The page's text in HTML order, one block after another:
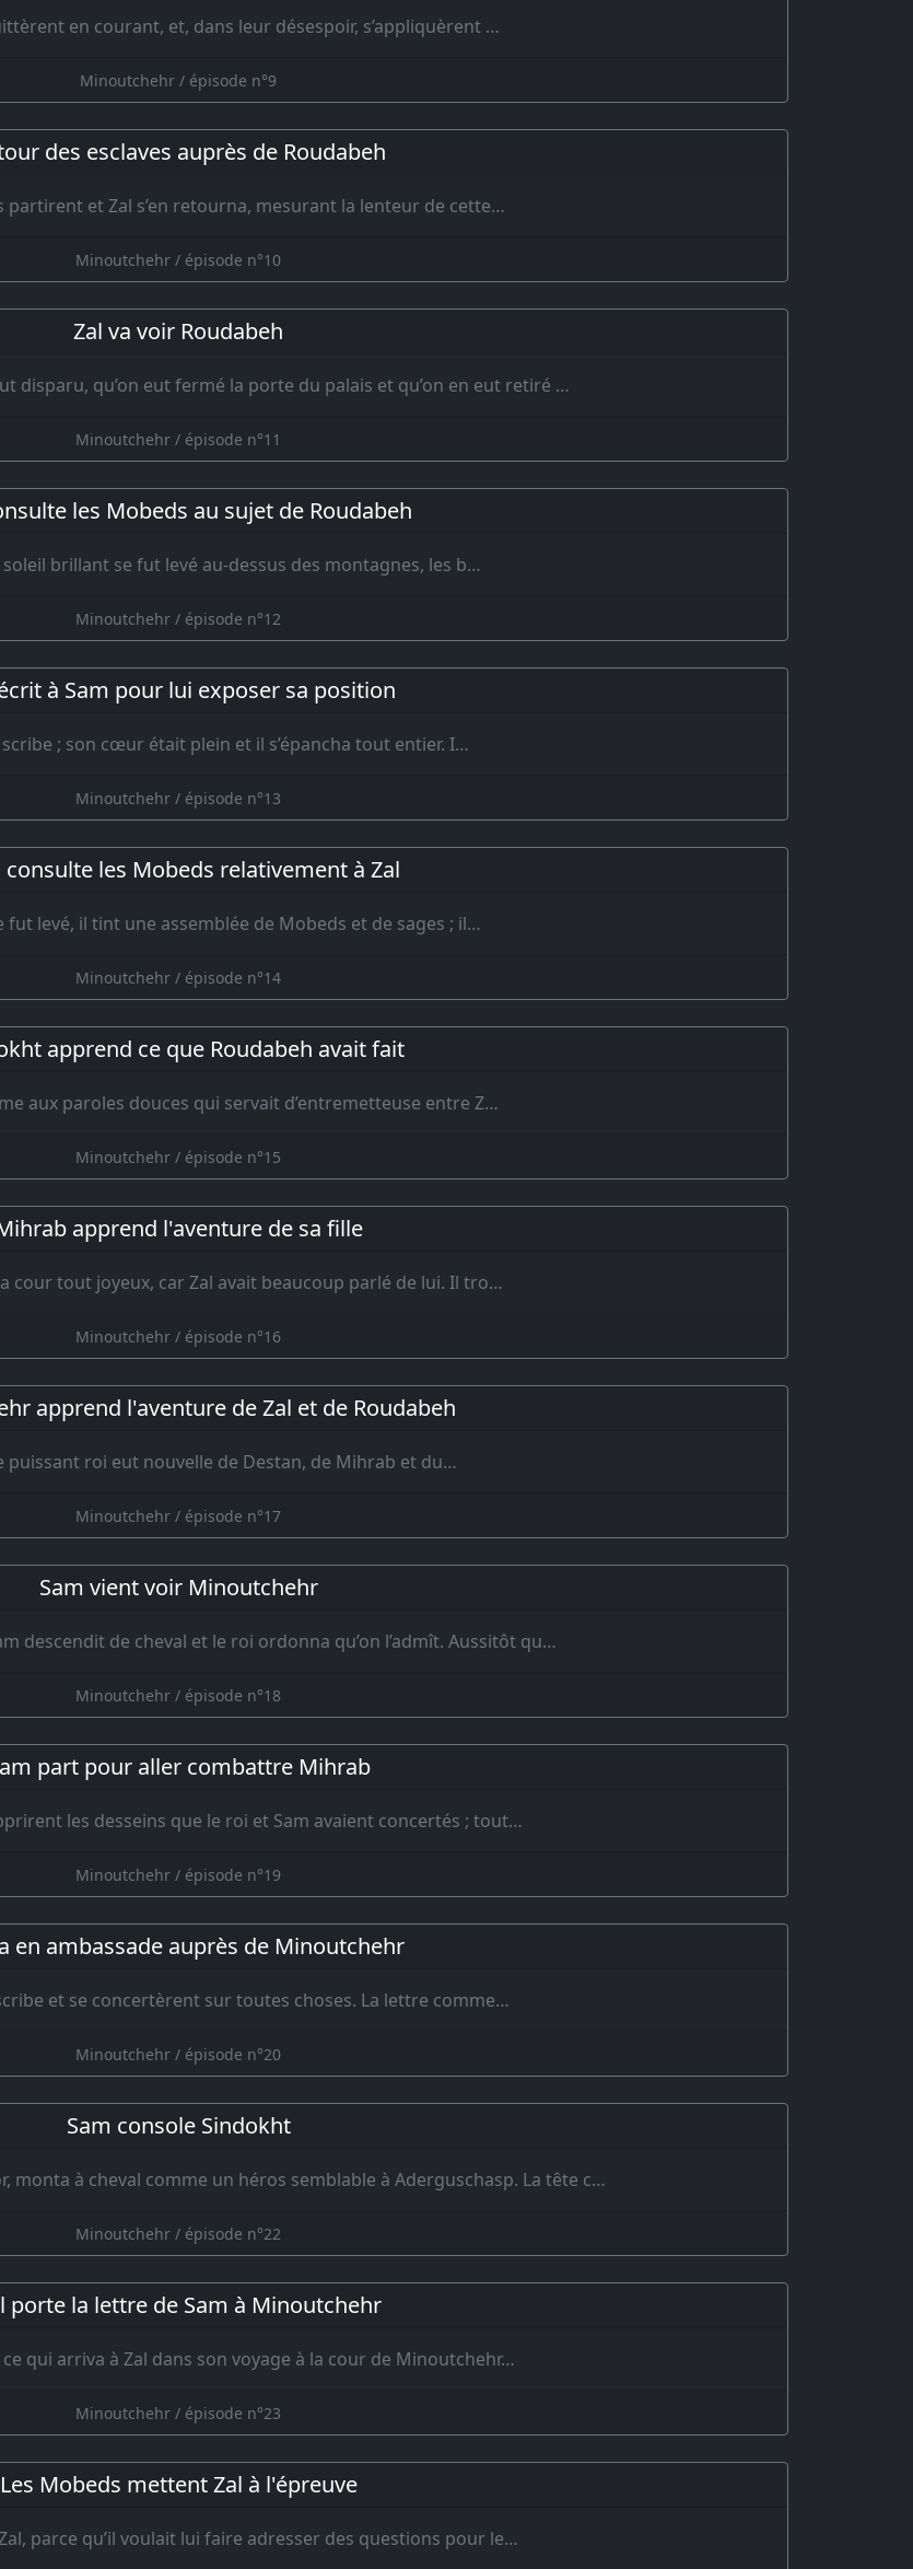
en courant, et, dans leur désespoir, s’appliquèrent …
Minoutchehr / épisode n°9
des esclaves auprès de Roudabeh
partirent et Zal s’en retourna, mesurant la lenteur de cette…
Minoutchehr / épisode n°10
Zal va voir Roudabeh
disparu, qu’on eut fermé la porte du palais et qu’on en eut retiré …
Minoutchehr / épisode n°11
les Mobeds au sujet de Roudabeh
brillant se fut levé au-dessus des montagnes, les b…
Minoutchehr / épisode n°12
à Sam pour lui exposer sa position
; son cœur était plein et il s’épancha tout entier. I…
Minoutchehr / épisode n°13
consulte les Mobeds relativement à Zal
fut levé, il tint une assemblée de Mobeds et de sages ; il…
Minoutchehr / épisode n°14
apprend ce que Roudabeh avait fait
aux paroles douces qui servait d’entremetteuse entre Z…
Minoutchehr / épisode n°15
apprend l'aventure de sa fille
cour tout joyeux, car Zal avait beaucoup parlé de lui. Il tro…
Minoutchehr / épisode n°16
apprend l'aventure de Zal et de Roudabeh
puissant roi eut nouvelle de Destan, de Mihrab et du…
Minoutchehr / épisode n°17
Sam vient voir Minoutchehr
descendit de cheval et le roi ordonna qu’on l’admît. Aussitôt qu…
Minoutchehr / épisode n°18
part pour aller combattre Mihrab
les desseins que le roi et Sam avaient concertés ; tout…
Minoutchehr / épisode n°19
en ambassade auprès de Minoutchehr
et se concertèrent sur toutes choses. La lettre comme…
Minoutchehr / épisode n°20
Sam console Sindokht
monta à cheval comme un héros semblable à Aderguschasp. La tête c…
Minoutchehr / épisode n°22
porte la lettre de Sam à Minoutchehr
qui arriva à Zal dans son voyage à la cour de Minoutchehr…
Minoutchehr / épisode n°23
Les Mobeds mettent Zal à l'épreuve
parce qu’il voulait lui faire adresser des questions pour le…